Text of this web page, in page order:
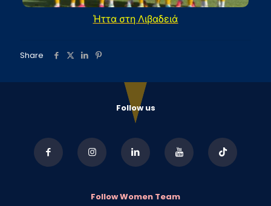
Ήττα στη Λιβαδειά
Share
Follow us
Follow Women Team